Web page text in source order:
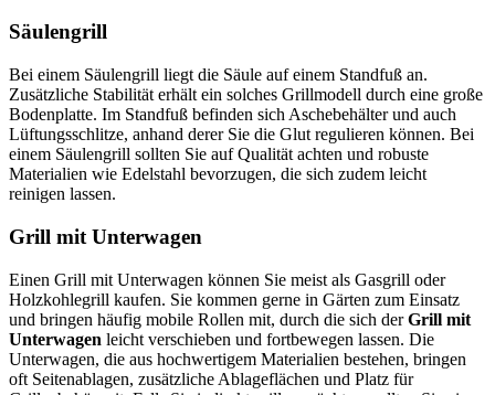
Säulengrill
Bei einem Säulengrill liegt die Säule auf einem Standfuß an.
Zusätzliche Stabilität erhält ein solches Grillmodell durch eine große
Bodenplatte. Im Standfuß befinden sich Aschebehälter und auch
Lüftungsschlitze, anhand derer Sie die Glut regulieren können. Bei
einem Säulengrill sollten Sie auf Qualität achten und robuste
Materialien wie Edelstahl bevorzugen, die sich zudem leicht
reinigen lassen.
Grill mit Unterwagen
Einen Grill mit Unterwagen können Sie meist als Gasgrill oder
Holzkohlegrill kaufen. Sie kommen gerne in Gärten zum Einsatz
und bringen häufig mobile Rollen mit, durch die sich derGrill mit
Unterwagen leicht verschieben und fortbewegen lassen. Die
Unterwagen, die aus hochwertigem Materialien bestehen, bringen
oft Seitenablagen, zusätzliche Ablageflächen und Platz für